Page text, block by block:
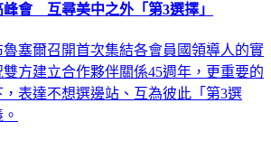
峰會 互尋美中之外「第3選擇」
魯塞爾召開首次集結各會員國領導人的實
方建立合作夥伴關係45週年，更重要的
表達不想選邊站、互為彼此「第3選